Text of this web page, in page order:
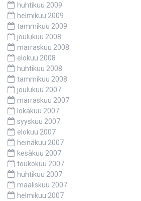
huhtikuu 2009
helmikuu 2009
tammikuu 2009
joulukuu 2008
marraskuu 2008
elokuu 2008
huhtikuu 2008
tammikuu 2008
joulukuu 2007
marraskuu 2007
lokakuu 2007
syyskuu 2007
elokuu 2007
heinäkuu 2007
kesäkuu 2007
toukokuu 2007
huhtikuu 2007
maaliskuu 2007
helmikuu 2007